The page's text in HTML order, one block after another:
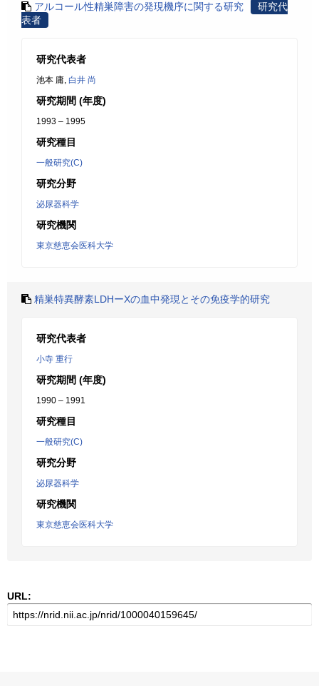
アルコール性精巣障害の発現機序に関する研究
研究代
表者
研究代表者
池本 庸, 白井 尚
研究期間 (年度)
1993 – 1995
研究種目
一般研究(C)
研究分野
泌尿器科学
研究機関
東京慈恵会医科大学
精巣特異酵素LDHーXの血中発現とその免疫学的研究
研究代表者
小寺 重行
研究期間 (年度)
1990 – 1991
研究種目
一般研究(C)
研究分野
泌尿器科学
研究機関
東京慈恵会医科大学
URL: